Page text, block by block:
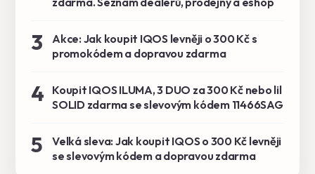
3
Akce: Jak koupit IQOS levněji o 300 Kč s
promokódem a dopravou zdarma
4
Koupit IQOS ILUMA, 3 DUO za 300 Kč nebo lil
SOLID zdarma se slevovým kódem 11466SAG
5
Velká sleva: Jak koupit IQOS o 300 Kč levněji
se slevovým kódem a dopravou zdarma